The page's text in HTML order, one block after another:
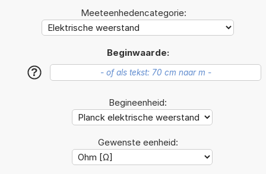
Meeteenhedencategorie:
Beginwaarde:
?
Begineenheid:
Gewenste eenheid: